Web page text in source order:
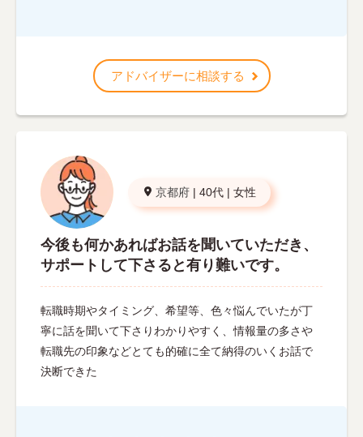
アドバイザーに相談する
京都府 | 40代 | 女性
今後も何かあればお話を聞いていただき、
サポートして下さると有り難いです。
転職時期やタイミング、希望等、色々悩んでいたが丁
寧に話を聞いて下さりわかりやすく、情報量の多さや
転職先の印象などとても的確に全て納得のいくお話で
決断できた